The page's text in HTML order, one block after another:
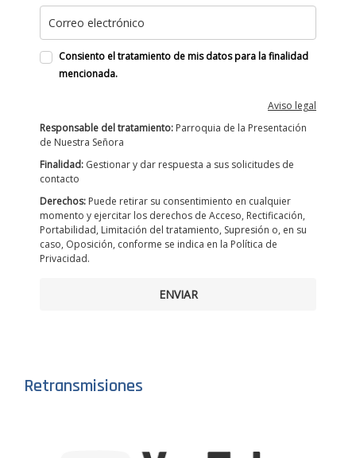
Consiento el tratamiento de mis datos para la finalidad
mencionada.
Aviso legal
Responsable del tratamiento: Parroquia de la Presentación
de Nuestra Señora
Finalidad: Gestionar y dar respuesta a sus solicitudes de
contacto
Derechos: Puede retirar su consentimiento en cualquier
momento y ejercitar los derechos de Acceso, Rectificación,
Portabilidad, Limitación del tratamiento, Supresión o, en su
caso, Oposición, conforme se indica en la Política de
Privacidad.
ENVIAR
Retransmisiones